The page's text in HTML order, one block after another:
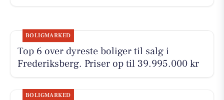
BOLIGMARKED
Top 6 over dyreste boliger til salg i
Frederiksberg. Priser op til 39.995.000 kr
BOLIGMARKED